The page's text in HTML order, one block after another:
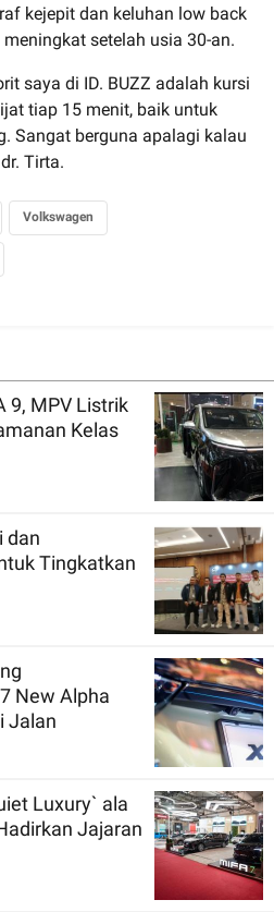
kejepit dan keluhan low back
setelah usia 30-an.
saya di ID. BUZZ adalah kursi
tiap 15 menit, baik untuk
Sangat berguna apalagi kalau
Tirta.
Volkswagen
9, MPV Listrik
Kelas
dan
Tingkatkan
New Alpha
Jalan
Luxury` ala
Jajaran